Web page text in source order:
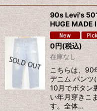
90s Levi's
HUGE MADE
0円(税込)
在庫なし
こちらは、90
デニム パンツ
10月でボタン
い年月穿きこ
す。全体…